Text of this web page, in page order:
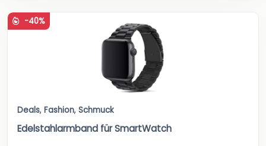
-40%
Deals, Fashion, Schmuck
Edelstahlarmband für SmartWatch